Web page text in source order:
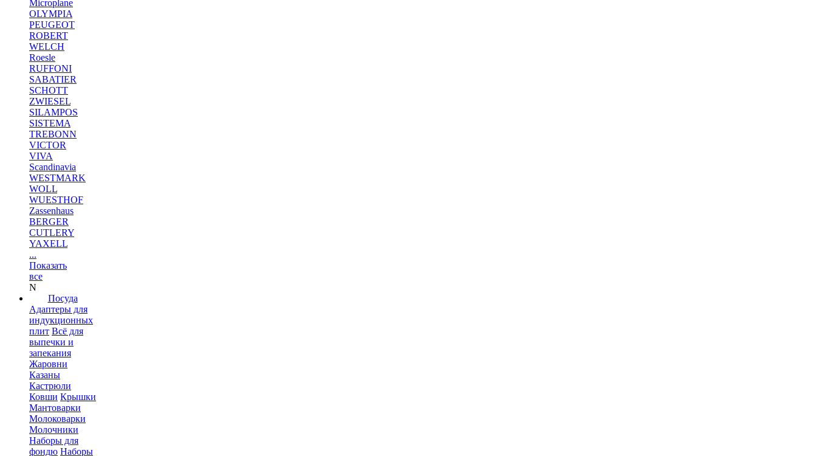
Microplane
OLYMPIA
PEUGEOT
ROBERT
WELCH
Roesle
RUFFONI
SABATIER
SCHOTT
ZWIESEL
SILAMPOS
SISTEMA
TREBONN
VICTOR
VIVA
Scandinavia
WESTMARK
WOLL
WUESTHOF
Zassenhaus
BERGER
CUTLERY
YAXELL
...
Показать
все
N
Посуда
Адаптеры для
индукционных
плит Всё для
выпечки и
запекания
Жаровни
Казаны
Кастрюли
Ковши Крышки
Мантоварки
Молоковарки
Молочники
Наборы для
фондю Наборы